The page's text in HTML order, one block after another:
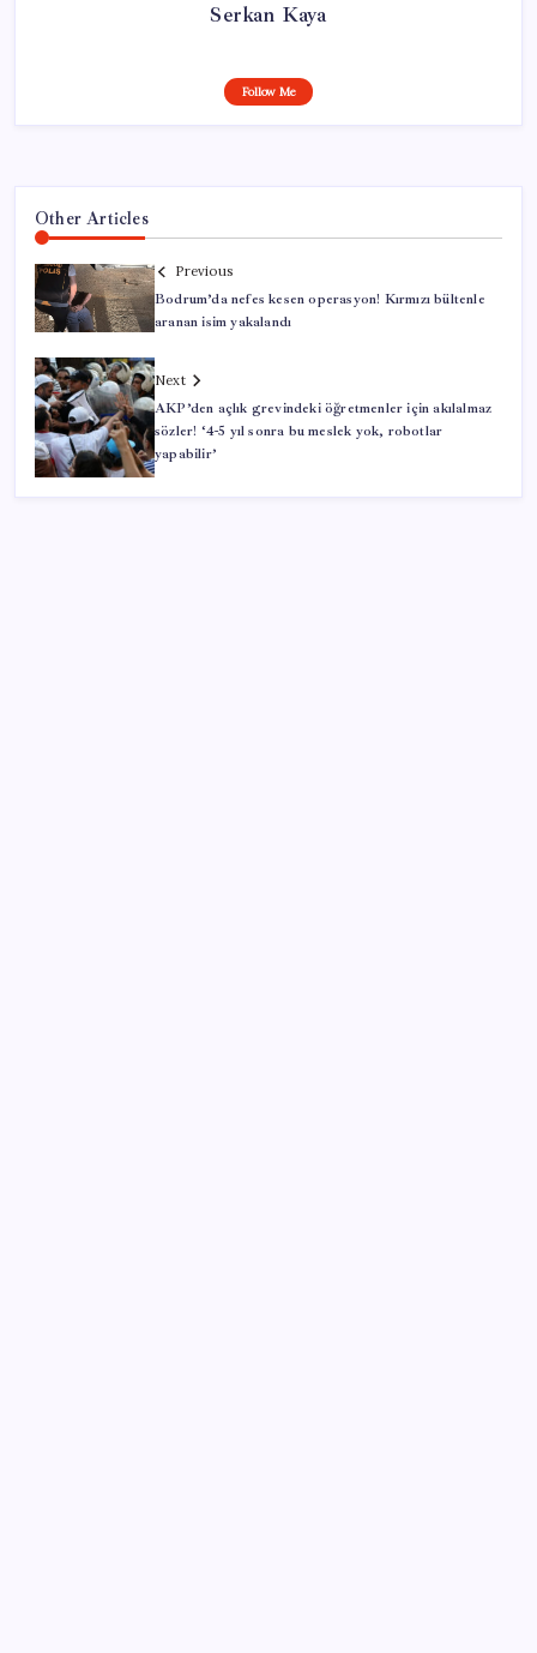
Serkan Kaya
Follow Me
Other Articles
Previous
Bodrum’da nefes kesen operasyon! Kırmızı bültenle
aranan isim yakalandı
Next
AKP’den açlık grevindeki öğretmenler için akılalmaz
sözler! ‘4-5 yıl sonra bu meslek yok, robotlar
yapabilir’